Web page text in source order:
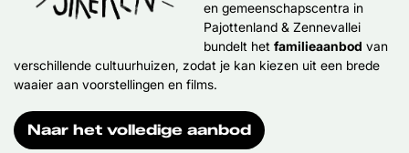
en gemeenschapscentra in
Pajottenland & Zennevallei
bundelt het familieaanbod van
verschillende cultuurhuizen, zodat je kan kiezen uit een brede
waaier aan voorstellingen en films.
Naar het volledige aanbod